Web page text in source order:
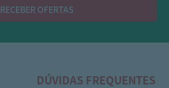
RECEBER OFERTAS
DÚVIDAS FREQUENTES